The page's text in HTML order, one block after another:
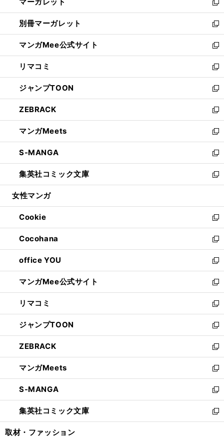
で
開
く
ド
ウ
で
開
く
い
ウ
ィ
ン
ド
ウ
で
開
く
新
し
い
ウ
ィ
ン
ド
ウ
で
開
く
別冊マーガレット
新
し
い
ウ
ィ
ン
ド
ウ
で
開
く
マンガMee公式サイト
新
し
い
ウ
ィ
ン
ド
ウ
で
開
く
リマコミ
新
し
い
ウ
ィ
ン
ド
ウ
で
開
く
ジャンプTOON
新
し
い
ウ
ィ
ン
ド
ウ
で
開
ZEBRACK
新
し
い
ウ
ィ
ン
ド
ウ
開
く
マンガMeets
新
し
い
ウ
ィ
ン
ウ
で
開
く
S-MANGA
新
し
い
ウ
ン
ド
ウ
で
開
く
集英社コミック文庫
新
し
ウ
ィ
ン
ド
ウ
で
開
く
女性マンガ
Cookie
新
し
い
ウ
ィ
ン
ド
ウ
で
開
く
Cocohana
新
し
い
ウ
ィ
ン
ド
ウ
で
開
く
office YOU
新
し
い
ウ
ィ
ン
ド
ウ
で
開
く
マンガMee公式サイト
新
し
い
ウ
ィ
ン
ド
ウ
で
開
く
リマコミ
新
し
い
ウ
ィ
ン
ド
ウ
で
開
く
ジャンプTOON
新
し
い
ウ
ィ
ン
ド
ウ
で
開
ZEBRACK
新
し
い
ウ
ィ
ン
ド
ウ
マンガMeets
新
し
い
ウ
ィ
ン
S-MANGA
新
し
い
ウ
集英社コミック文庫
新
し
取材・ファッション